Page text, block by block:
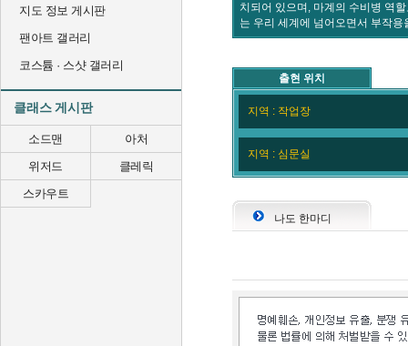
지도 정보 게시판
팬아트 갤러리
코스튬 · 스샷 갤러리
클래스 게시판
소드맨
아처
위저드
클레릭
스카우트
치되어 있으며, 마계의 수비병 역
는 우리 세계에 넘어오면서 부작용
출현 위치
지역 : 작업장
지역 : 심문실
나도 한마디